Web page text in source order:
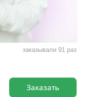
заказывали 91 раз
Заказать